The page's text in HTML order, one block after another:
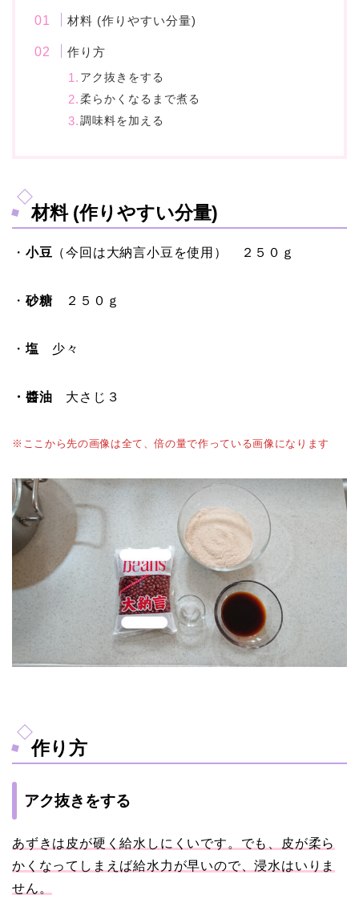
材料 (作りやすい分量)
作り方
アク抜きをする
柔らかくなるまで煮る
調味料を加える
材料 (作りやすい分量)
・ 小豆 （今回は大納言小豆を使用） ２５０ｇ
・ 砂糖 ２５０ｇ
・ 塩 少々
・醬油 大さじ３
※ここから先の画像は全て、倍の量で作っている画像になります
作り方
アク抜きをする
あずきは皮が硬く給水しにくいです。でも、皮が柔ら
かくなってしまえば給水力が早いので、浸水はいりま
せん。